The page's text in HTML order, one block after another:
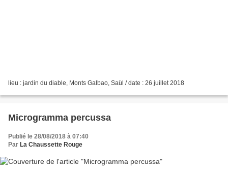
lieu : jardin du diable, Monts Galbao, Saül / date : 26 juillet 2018
Microgramma percussa
Publié le 28/08/2018 à 07:40
Par La Chaussette Rouge